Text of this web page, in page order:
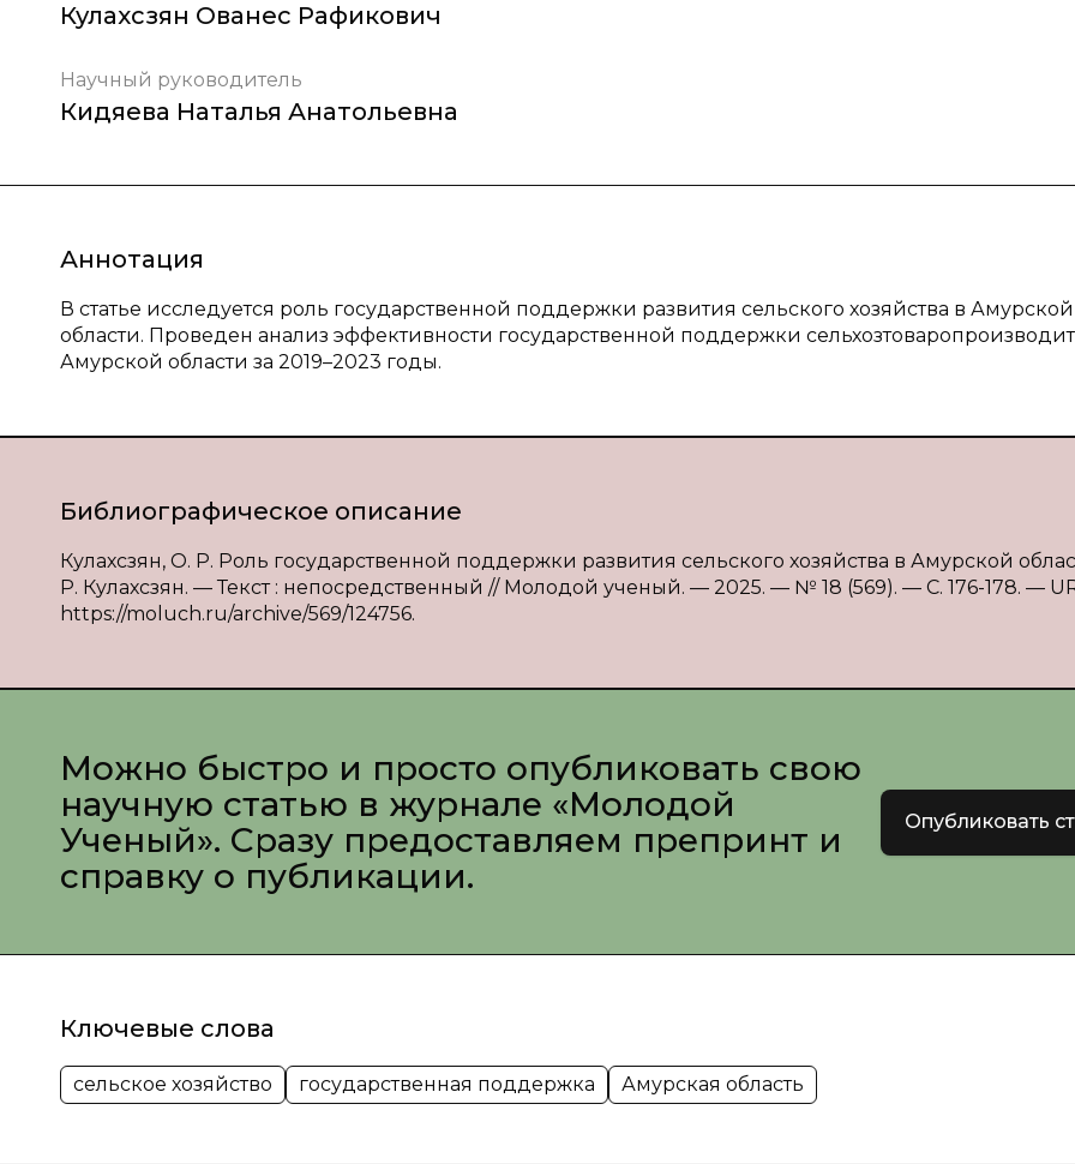
Кулахсзян Ованес Рафикович
Научный руководитель
Кидяева Наталья Анатольевна
Аннотация
В статье исследуется роль государственной поддержки развития сельского хозяйства в Амурской
области. Проведен анализ эффективности государственной поддержки
Амурской области за 2019–2023 годы.
Библиографическое описание
Кулахсзян, О. Р. Роль государственной поддержки развития сельского хозяйства в Амурской
Р. Кулахсзян. — Текст : непосредственный // Молодой ученый. — 2025. — № 18 (569). — С. 176-178. —
https://moluch.ru/archive/569/124756.
Можно быстро и просто опубликовать свою
научную статью в журнале «Молодой
Ученый». Сразу предоставляем препринт и
справку о публикации.
Опубликовать
Ключевые слова
сельское хозяйство государственная поддержка Амурская область